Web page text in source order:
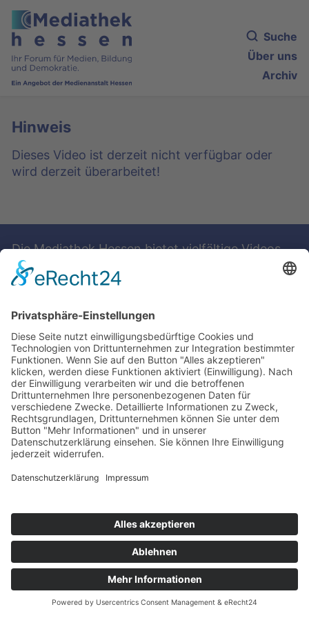
Suche
Über uns
Archiv
Hinweis
Dieses Video ist derzeit nicht verfügbar oder
wird derzeit überarbeitet!
Die Mediathek Hessen bietet vielfältige Videos,
Podcasts, Themen und Informationen.
Entdecken Sie unser Forum für Medien, Bildung
verfügbar.
Mehr erfahren
KONTAKT IMPRESSUM
DATENSCHUTZ
ERKLÄRUNG ZUR BARRIEREFREIHEIT
COOKIE-EINSTELLUNGEN